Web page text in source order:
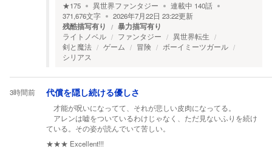
★175 異世界ファンタジー 連載中 140話
371,676文字 2026年7月22日 23:22更新
残酷描写有り 暴力描写有り
ライトノベル ファンタジー
異世界転生
剣と魔法
ゲーム 冒険
ボーイミーツガール
シリアス
3時間前 代償を隠し続ける優しさ
才能が呪いになってて、それが悲しい皮肉になってる。
アレンは嘘をついているわけじゃなく、ただ見ないふりを続け
ている。その姿が読んでいて苦しい。
★★★ Excellent!!!